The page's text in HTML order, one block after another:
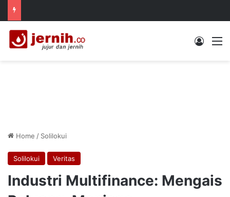
Log In
Home / Solilokui
Solilokui Veritas
Industri Multifinance: Mengais